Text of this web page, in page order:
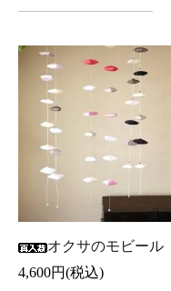
オクサのモビール
4,600円(税込)